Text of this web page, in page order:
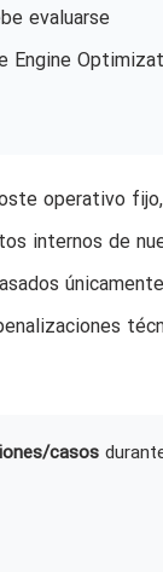
evaluarse
Engine
operativo
internos de
casos